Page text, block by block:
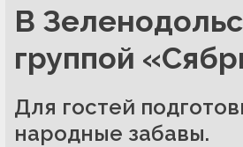
В
группой
Для гостей
народные забавы.